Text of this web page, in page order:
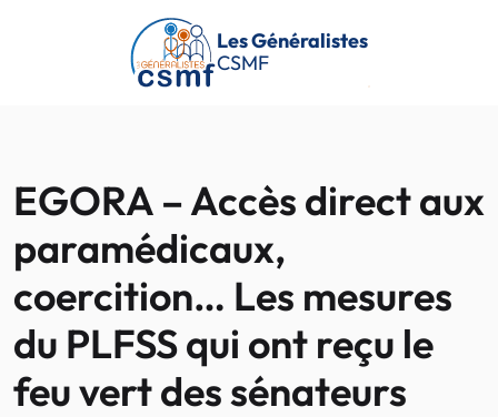
Passer au contenu principal
Les Généralistes
CSMF
EGORA – Accès direct aux
paramédicaux,
coercition… Les mesures
du PLFSS qui ont reçu le
feu vert des sénateurs